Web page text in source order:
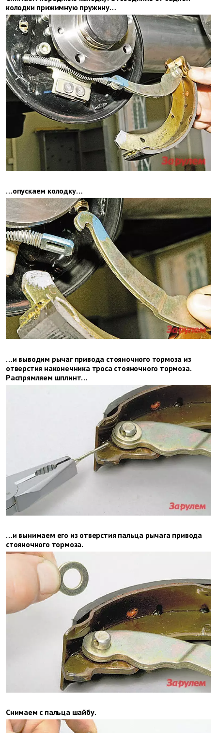
колодки прижимную пружину…
…опускаем колодку…
…и выводим рычаг привода стояночного тормоза из
отверстия наконечника троса стояночного тормоза.
Распрямляем шплинт…
…и вынимаем его из отверстия пальца рычага привода
стояночного тормоза.
Снимаем с пальца шайбу.